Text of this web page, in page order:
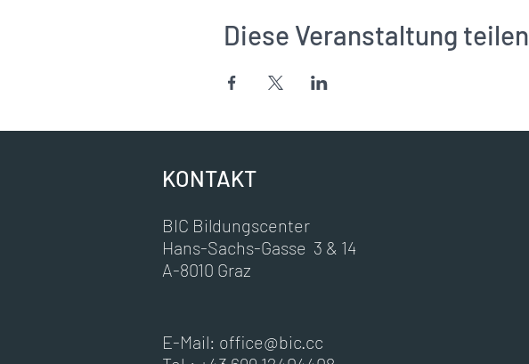
Diese Veranstaltung teilen
KONTAKT
BIC Bildungscenter
Hans-Sachs-Gasse 3 & 14
A-8010 Graz
E-Mail: office@bic.cc